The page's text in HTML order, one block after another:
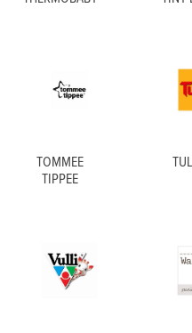
TOMMEE
TIPPEE